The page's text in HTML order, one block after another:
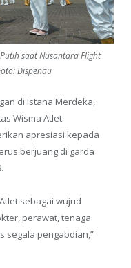
saat Nusantara Flight
Dispenau
di Istana Merdeka,
Wisma Atlet.
apresiasi kepada
berjuang di garda
sebagai wujud
perawat, tenaga
segala pengabdian,”